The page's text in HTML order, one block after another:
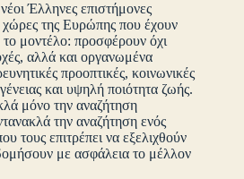
Έλληνες επιστήμονες
χώρες της Ευρώπης που έχουν
μοντέλο: προσφέρουν όχι
αλλά και οργανωμένα
προοπτικές, κοινωνικές
και υψηλή ποιότητα ζωής.
μόνο την αναζήτηση
την αναζήτηση ενός
τους επιτρέπει να εξελιχθούν
με ασφάλεια το μέλλον